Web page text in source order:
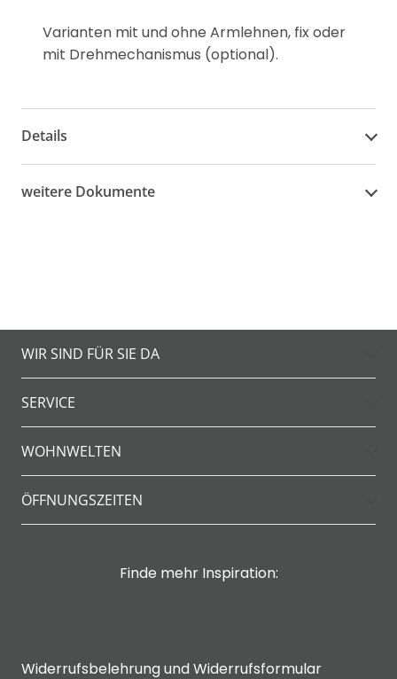
Varianten mit und ohne Armlehnen, fix oder
mit Drehmechanismus (optional).
Details
weitere Dokumente
WIR SIND FÜR SIE DA
SERVICE
WOHNWELTEN
ÖFFNUNGSZEITEN
Finde mehr Inspiration:
Widerrufsbelehrung und Widerrufsformular